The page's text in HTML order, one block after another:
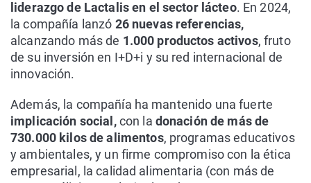
liderazgo de Lactalis en el sector lácteo. En 2024,
la compañía lanzó 26 nuevas referencias,
alcanzando más de 1.000 productos activos, fruto
de su inversión en I+D+i y su red internacional de
innovación.
Además, la compañía ha mantenido una fuerte
implicación social,con la donación de más de
730.000 kilos de alimentos, programas educativos
y ambientales, y un firme compromiso con la ética
empresarial, la calidad alimentaria (con más de